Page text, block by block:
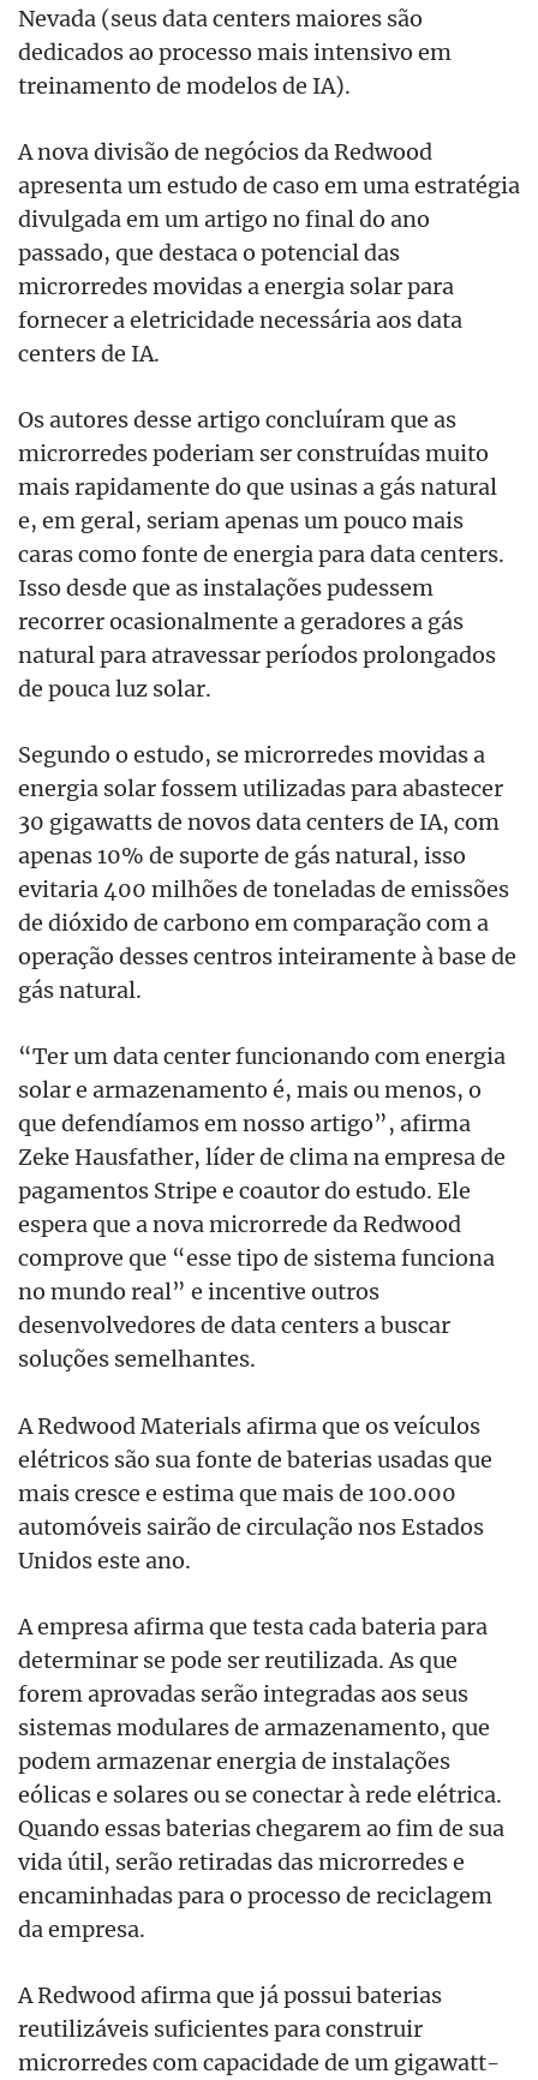
Nevada (seus data centers maiores são
dedicados ao processo mais intensivo em
treinamento de modelos de IA).
A nova divisão de negócios da Redwood
apresenta um estudo de caso em uma estratégia
divulgada em um artigo no final do ano
passado, que destaca o potencial das
microrredes movidas a energia solar para
fornecer a eletricidade necessária aos data
centers de IA.
Os autores desse artigo concluíram que as
microrredes poderiam ser construídas muito
mais rapidamente do que usinas a gás natural
e, em geral, seriam apenas um pouco mais
caras como fonte de energia para data centers.
Isso desde que as instalações pudessem
recorrer ocasionalmente a geradores a gás
natural para atravessar períodos prolongados
de pouca luz solar.
Segundo o estudo, se microrredes movidas a
energia solar fossem utilizadas para abastecer
30 gigawatts de novos data centers de IA, com
apenas 10% de suporte de gás natural, isso
evitaria 400 milhões de toneladas de emissões
de dióxido de carbono em comparação com a
operação desses centros inteiramente à base de
gás natural.
“Ter um data center funcionando com energia
solar e armazenamento é, mais ou menos, o
que defendíamos em nosso artigo”, afirma
Zeke Hausfather, líder de clima na empresa de
pagamentos Stripe e coautor do estudo. Ele
espera que a nova microrrede da Redwood
comprove que “esse tipo de sistema funciona
no mundo real” e incentive outros
desenvolvedores de data centers a buscar
soluções semelhantes.
A Redwood Materials afirma que os veículos
elétricos são sua fonte de baterias usadas que
mais cresce e estima que mais de 100.000
automóveis sairão de circulação nos Estados
Unidos este ano.
A empresa afirma que testa cada bateria para
determinar se pode ser reutilizada. As que
forem aprovadas serão integradas aos seus
sistemas modulares de armazenamento, que
podem armazenar energia de instalações
eólicas e solares ou se conectar à rede elétrica.
Quando essas baterias chegarem ao fim de sua
vida útil, serão retiradas das microrredes e
encaminhadas para o processo de reciclagem
da empresa.
A Redwood afirma que já possui baterias
reutilizáveis suficientes para construir
microrredes com capacidade de um gigawatt-